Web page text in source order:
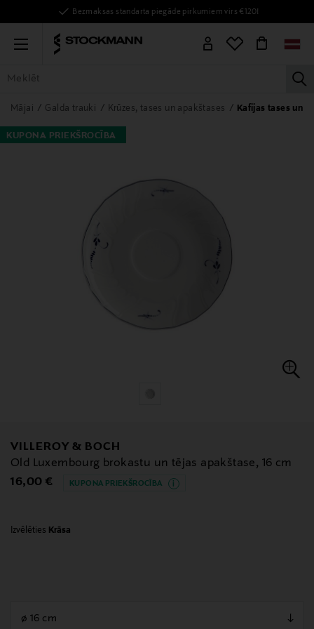
Bezmaksas standarta piegāde pirkumiem virs €120!
Menu
VISAS PRECES SIEVIETĒM VĪRIEŠIEM BĒRNIEM MĀJAI
Mājai Galda trauki Krūzes, tases un apakštases Kafijas tases un
KUPONA PRIEKŠROCĪBA
VILLEROY & BOCH
Old Luxembourg brokastu un tējas apakštase, 16 cm
Original Price
16,00 € KUPONA PRIEKŠROCĪBA
Izvēlēties Krāsa